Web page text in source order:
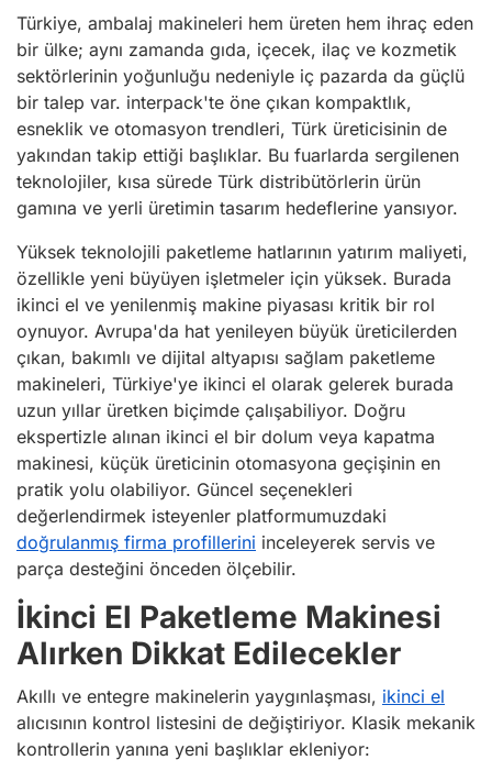
Türkiye, ambalaj makineleri hem üreten hem ihraç eden
bir ülke; aynı zamanda gıda, içecek, ilaç ve kozmetik
sektörlerinin yoğunluğu nedeniyle iç pazarda da güçlü
bir talep var. interpack'te öne çıkan kompaktlık,
esneklik ve otomasyon trendleri, Türk üreticisinin de
yakından takip ettiği başlıklar. Bu fuarlarda sergilenen
teknolojiler, kısa sürede Türk distribütörlerin ürün
gamına ve yerli üretimin tasarım hedeflerine yansıyor.
Yüksek teknolojili paketleme hatlarının yatırım maliyeti,
özellikle yeni büyüyen işletmeler için yüksek. Burada
ikinci el ve yenilenmiş makine piyasası kritik bir rol
oynuyor. Avrupa'da hat yenileyen büyük üreticilerden
çıkan, bakımlı ve dijital altyapısı sağlam paketleme
makineleri, Türkiye'ye ikinci el olarak gelerek burada
uzun yıllar üretken biçimde çalışabiliyor. Doğru
ekspertizle alınan ikinci el bir dolum veya kapatma
makinesi, küçük üreticinin otomasyona geçişinin en
pratik yolu olabiliyor. Güncel seçenekleri
değerlendirmek isteyenler platformumuzdaki
doğrulanmış firma profillerini inceleyerek servis ve
parça desteğini önceden ölçebilir.
İkinci El Paketleme Makinesi
Alırken Dikkat Edilecekler
Akıllı ve entegre makinelerin yaygınlaşması, ikinci el
alıcısının kontrol listesini de değiştiriyor. Klasik mekanik
kontrollerin yanına yeni başlıklar ekleniyor: